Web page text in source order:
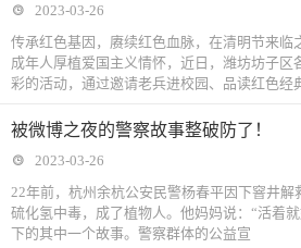
2023-03-26
传承红色基因，赓续红色血脉，在清明节来临
成年人厚植爱国主义情怀，近日，潍坊坊子区
彩的活动，通过邀请老兵进校园、品读红色经
被微博之夜的警察故事整破防了！
2023-03-26
22年前，杭州余杭公安民警杨春平因下窨井解
硫化氢中毒，成了植物人。他妈妈说：“活着
下的其中一个故事。警察群体的公益宣